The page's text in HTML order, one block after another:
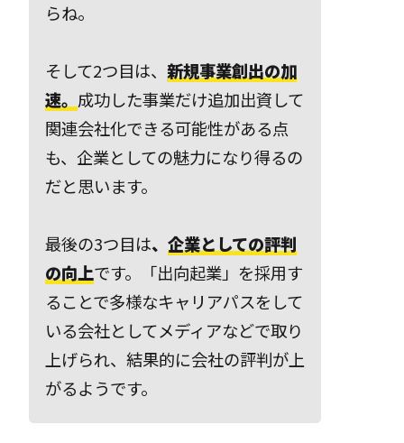
らね。
そして2つ目は、 新規事業創出の加
速。 成功した事業だけ追加出資して
関連会社化できる可能性がある点
も、企業としての魅力になり得るの
だと思います。
最後の3つ目は、 企業としての評判
の向上です。「出向起業」を採用す
ることで多様なキャリアパスをして
いる会社としてメディアなどで取り
上げられ、結果的に会社の評判が上
がるようです。